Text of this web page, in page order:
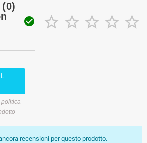
     
politica
recensioni per questo prodotto.